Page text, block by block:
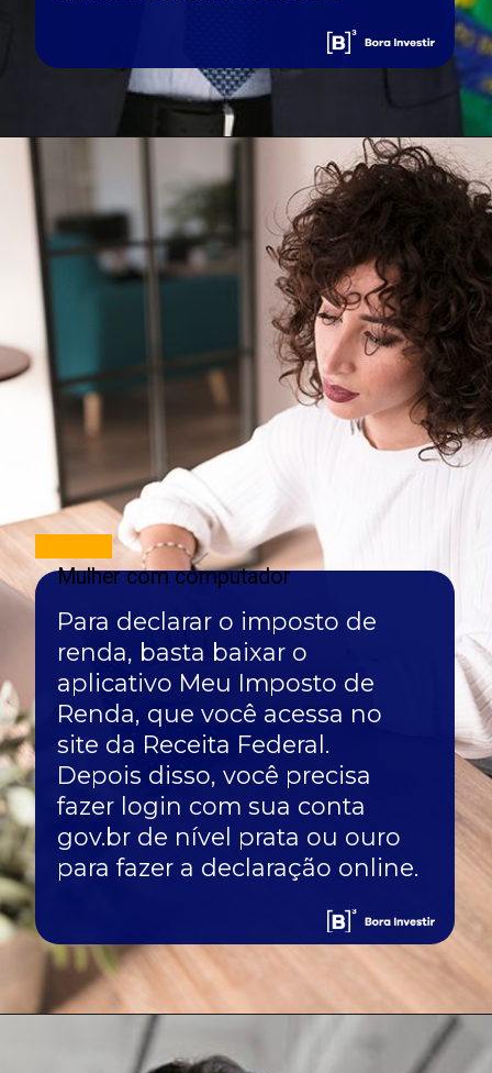
Para declarar o imposto de
renda, basta baixar o
aplicativo Meu Imposto de
Renda, que você acessa no
site da Receita Federal.
Depois disso, você precisa
fazer login com sua conta
gov.br de nível prata ou ouro
para fazer a declaração online.
Mulher com computador